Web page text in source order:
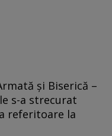
şi Biserică –
s-a strecurat
referitoare la